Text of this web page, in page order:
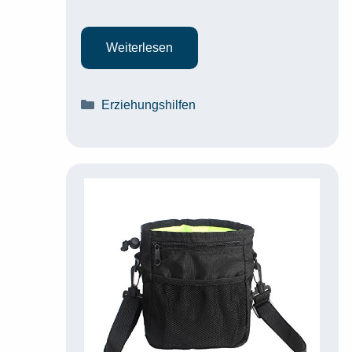
Weiterlesen
Kategorien
Erziehungshilfen